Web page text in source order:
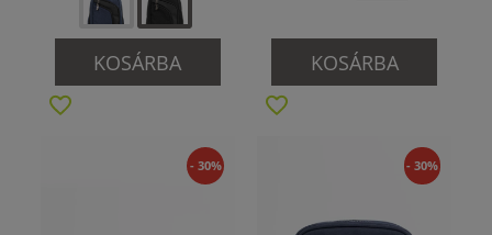
KOSÁRBA KOSÁRBA
- 30% - 30%